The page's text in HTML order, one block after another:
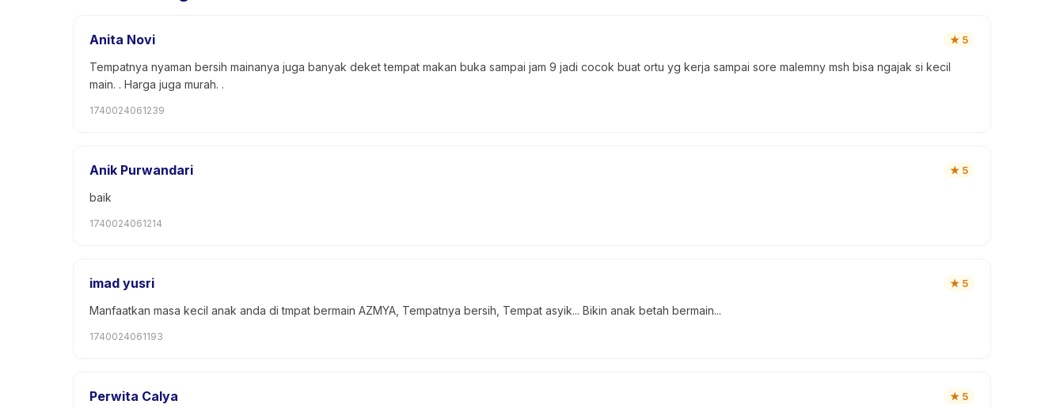
Anita Novi ★ 5
Tempatnya nyaman bersih mainanya juga banyak deket tempat makan buka sampai jam 9 jadi cocok buat ortu yg kerja sampai sore malemny msh bisa ngajak si kecil
main. . Harga juga murah. .
1740024061239
Anik Purwandari ★ 5
baik
1740024061214
imad yusri ★ 5
Manfaatkan masa kecil anak anda di tmpat bermain AZMYA, Tempatnya bersih, Tempat asyik... Bikin anak betah bermain...
1740024061193
Perwita Calya ★ 5